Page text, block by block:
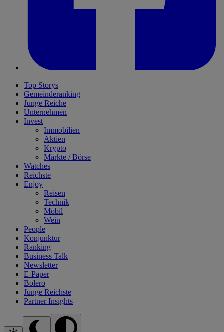
Top Storys
Gemeinderanking
Junge Reiche
Unternehmen
Invest
Immobilien
Aktien
Krypto
Märkte / Börse
Watches
Reichste
Enjoy
Reisen
Technik
Mobil
Wein
People
Konjunktur
Ranking
Business Talk
Newsletter
E-Paper
Bolero
Junge Reichste
Partner Insights